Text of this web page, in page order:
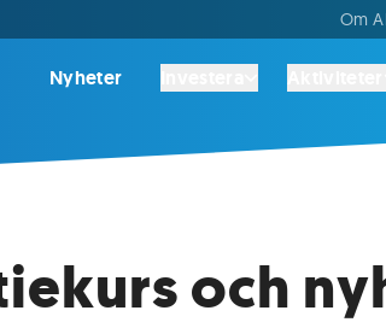
Om
Nyheter
och